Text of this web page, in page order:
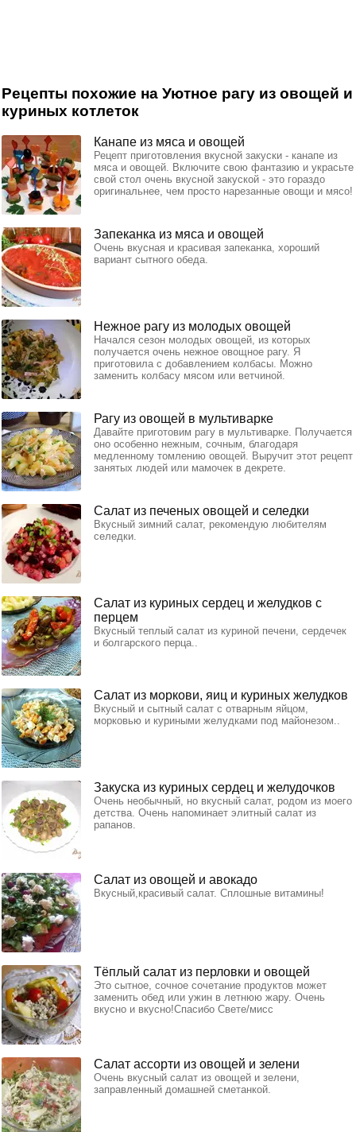
Рецепты похожие на Уютное рагу из овощей и
куриных котлеток
Канапе из мяса и овощей
Рецепт приготовления вкусной закуски - канапе из
мяса и овощей. Включите свою фантазию и украсьте
свой стол очень вкусной закуской - это гораздо
оригинальнее, чем просто нарезанные овощи и мясо!
Запеканка из мяса и овощей
Очень вкусная и красивая запеканка, хороший
вариант сытного обеда.
Нежное рагу из молодых овощей
Начался сезон молодых овощей, из которых
получается очень нежное овощное рагу. Я
приготовила с добавлением колбасы. Можно
заменить колбасу мясом или ветчиной.
Рагу из овощей в мультиварке
Давайте приготовим рагу в мультиварке. Получается
оно особенно нежным, сочным, благодаря
медленному томлению овощей. Выручит этот рецепт
занятых людей или мамочек в декрете.
Салат из печеных овощей и селедки
Вкусный зимний салат, рекомендую любителям
селедки.
Салат из куриных сердец и желудков с
перцем
Вкусный теплый салат из куриной печени, сердечек
и болгарского перца..
Салат из моркови, яиц и куриных желудков
Вкусный и сытный салат с отварным яйцом,
морковью и куриными желудками под майонезом..
Закуска из куриных сердец и желудочков
Очень необычный, но вкусный салат, родом из моего
детства. Очень напоминает элитный салат из
рапанов.
Салат из овощей и авокадо
Вкусный,красивый салат. Сплошные витамины!
Тёплый салат из перловки и овощей
Это сытное, сочное сочетание продуктов может
заменить обед или ужин в летнюю жару. Очень
вкусно и вкусно!Спасибо Свете/мисс
Салат ассорти из овощей и зелени
Очень вкусный салат из овощей и зелени,
заправленный домашней сметанкой.